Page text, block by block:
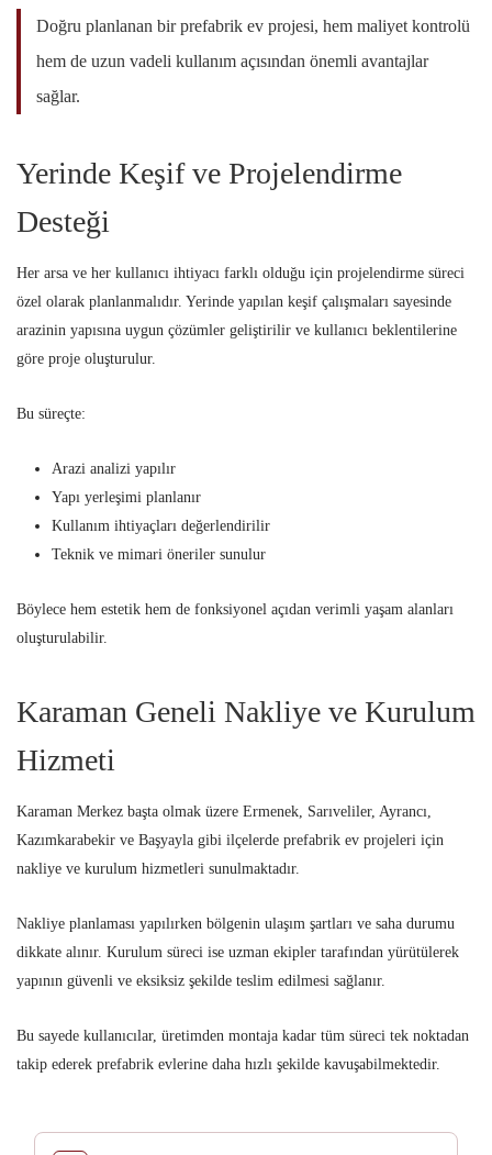
Doğru planlanan bir prefabrik ev projesi, hem maliyet kontrolü
hem de uzun vadeli kullanım açısından önemli avantajlar
sağlar.
Yerinde Keşif ve Projelendirme
Desteği
Her arsa ve her kullanıcı ihtiyacı farklı olduğu için projelendirme süreci
özel olarak planlanmalıdır. Yerinde yapılan keşif çalışmaları sayesinde
arazinin yapısına uygun çözümler geliştirilir ve kullanıcı beklentilerine
göre proje oluşturulur.
Bu süreçte:
Arazi analizi yapılır
Yapı yerleşimi planlanır
Kullanım ihtiyaçları değerlendirilir
Teknik ve mimari öneriler sunulur
Böylece hem estetik hem de fonksiyonel açıdan verimli yaşam alanları
oluşturulabilir.
Karaman Geneli Nakliye ve Kurulum
Hizmeti
Karaman Merkez başta olmak üzere Ermenek, Sarıveliler, Ayrancı,
Kazımkarabekir ve Başyayla gibi ilçelerde prefabrik ev projeleri için
nakliye ve kurulum hizmetleri sunulmaktadır.
Nakliye planlaması yapılırken bölgenin ulaşım şartları ve saha durumu
dikkate alınır. Kurulum süreci ise uzman ekipler tarafından yürütülerek
yapının güvenli ve eksiksiz şekilde teslim edilmesi sağlanır.
Bu sayede kullanıcılar, üretimden montaja kadar tüm süreci tek noktadan
takip ederek prefabrik evlerine daha hızlı şekilde kavuşabilmektedir.